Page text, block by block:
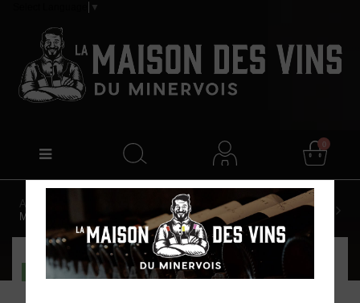
▼
0
Accueil
Domaine Anne Gros & JP Tollot "La Ciaude" AOC
Minervois Rouge 2024
DISPO EN MAGASIN